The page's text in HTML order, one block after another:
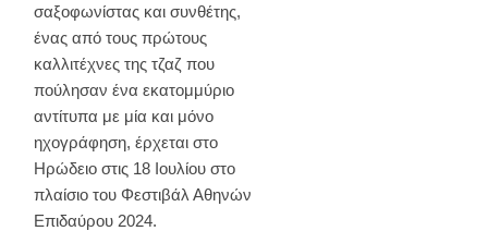
σαξοφωνίστας και συνθέτης,
ένας από τους πρώτους
καλλιτέχνες της τζαζ που
πούλησαν ένα εκατομμύριο
αντίτυπα με μία και μόνο
ηχογράφηση, έρχεται στο
Ηρώδειο στις 18 Ιουλίου στο
πλαίσιο του Φεστιβάλ Αθηνών
Επιδαύρου 2024.